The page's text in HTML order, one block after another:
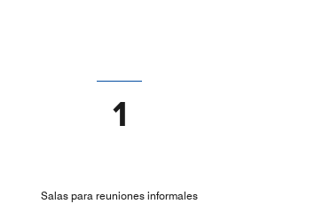
1
Salas para reuniones informales